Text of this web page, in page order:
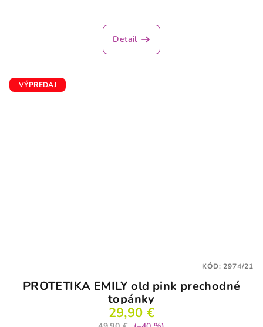
Detail
VÝPREDAJ
PROTETIKA EMILY old pink prechodné
topánky
29,90 €
KÓD:2974/21